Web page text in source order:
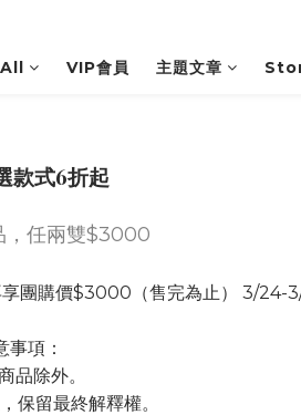
VIP會員 主題文章
款式6折起
，任兩雙$3000
團購價$3000（售完為止） 3/24-
事項：
品除外。
保留最終解釋權。